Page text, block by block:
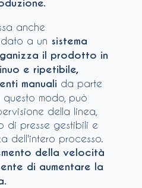
anche
a un sistema
il prodotto in
e ripetibile,
manuali da parte
questo modo, può
della linea,
di presse gestibili e
dell'intero processo.
della velocità
di aumentare la